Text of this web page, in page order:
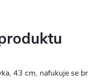
43 cm, nafukuje se